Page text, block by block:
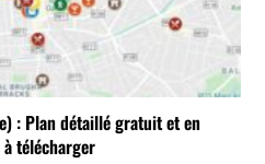
: Plan détaillé gratuit et en
télécharger